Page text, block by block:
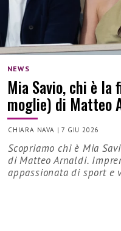
NEWS
Mia Savio, chi è
moglie) di Matteo
CHIARA NAVA |7 GIU 2026
Scopriamo chi è Mia
di Matteo Arnaldi.
appassionata di sport e